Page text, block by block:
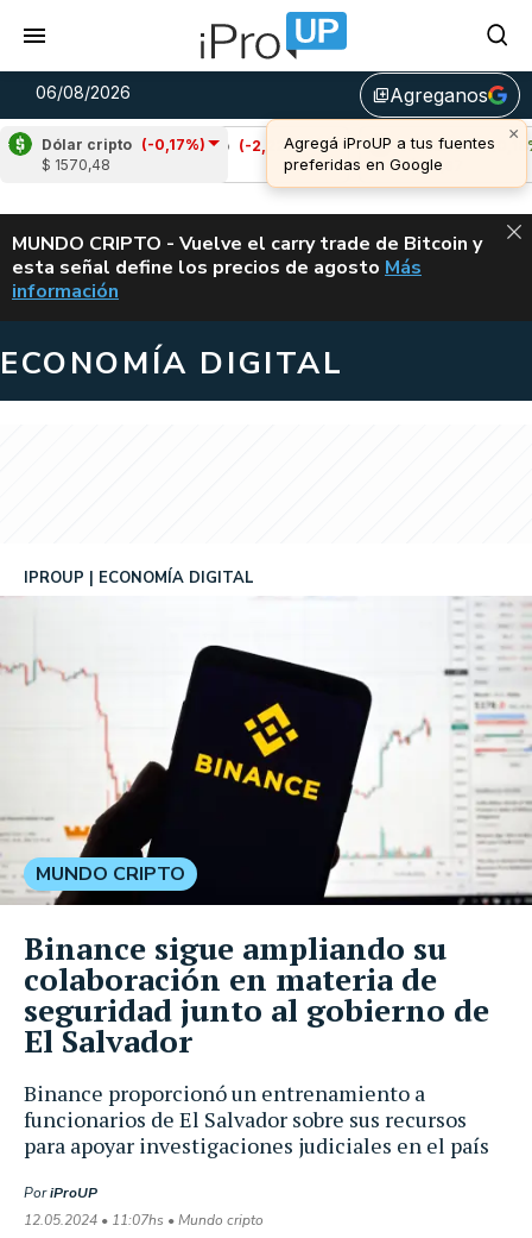
06/08/2026 library_addAgreganos
Dólar cripto (-0,17%)
$ 1570,48
Cardano (-2,22%)
Avalanche
(0,18%)
u$s 6,67
ALERTA
MUNDO CRIPTO - Vuelve el carry trade de Bitcoin y
esta señal define los precios de agosto VUELVE EL
Más
información
ECONOMÍA DIGITAL
Binance proporcionó un entrenamiento a
funcionarios de El Salvador sobre sus recursos
para apoyar investigaciones judiciales en el país
IPROUP ECONOMÍA DIGITAL
PoriProUP
12.05.2024 • 11:07hs • Mundo cripto
MUNDO CRIPTO
Binance sigue ampliando su
colaboración en materia de
seguridad junto al gobierno de
El Salvador